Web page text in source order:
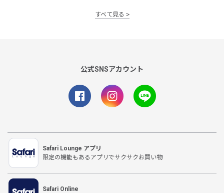
すべて見る
公式SNSアカウント
Safari Lounge アプリ
限定の機能もあるアプリでサクサクお買い物
Safari Online